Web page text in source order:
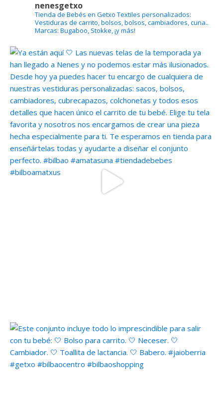
nenesgetxo
Tienda de Bebés en Getxo Textiles personalizados:
Vestiduras de carrito, bolsos, bolsos, cambiadores, cuna..
Marcas: Bugaboo, Stokke, ¡y más!